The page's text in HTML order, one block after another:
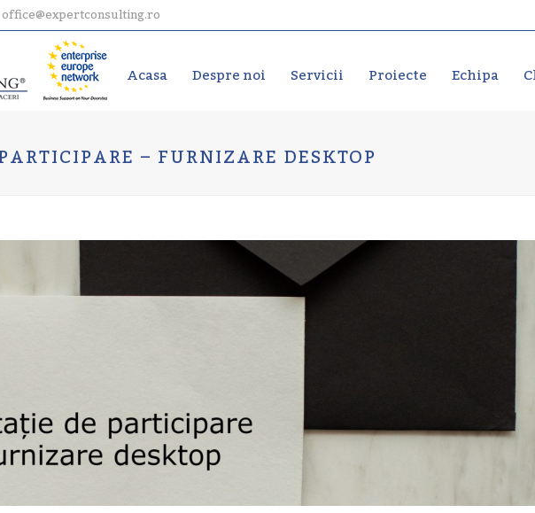
office@expertconsulting.ro
Acasa Despre noi Servicii Proiecte Echipa
– FURNIZARE DESKTOP